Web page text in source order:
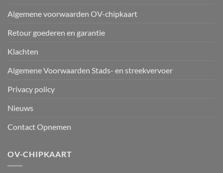
Algemene voorwaarden OV-chipkaart
Retour goederen en garantie
Klachten
Algemene Voorwaarden Stads- en streekvervoer
Privacy policy
Nieuws
Contact Opnemen
OV-CHIPKAART